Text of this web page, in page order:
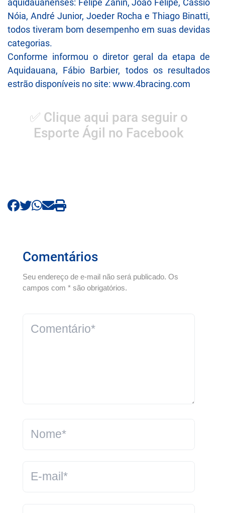
aquidauanenses: Felipe Zanin, João Felipe, Cassio
Nóia, André Junior, Joeder Rocha e Thiago Binatti,
todos tiveram bom desempenho em suas devidas
categorias.
Conforme informou o diretor geral da etapa de
Aquidauana, Fábio Barbier, todos os resultados
estrão disponíveis no site: www.4bracing.com
✅ Clique aqui para seguir o
Esporte Ágil no Facebook
Comentários
Seu endereço de e-mail não será publicado. Os
campos com * são obrigatórios.